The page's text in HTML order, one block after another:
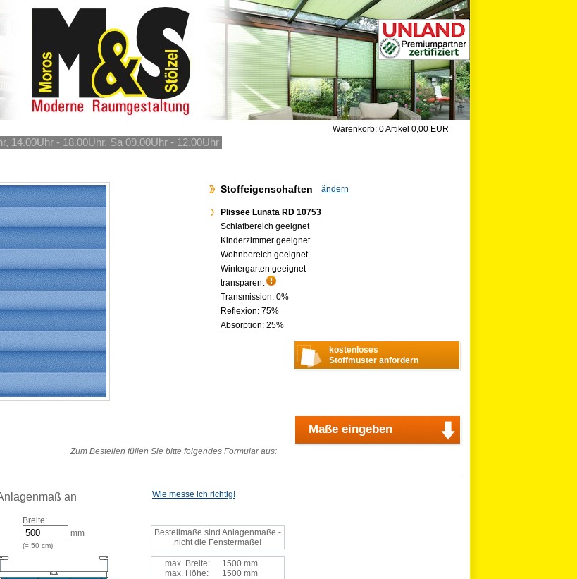
Warenkorb: 0 Artikel 0,00 EUR
14.00Uhr - 18.00Uhr, Sa 09.00Uhr - 12.00Uhr
Stoffeigenschaften ändern
Plissee Lunata RD 10753
Schlafbereich geeignet
Kinderzimmer geeignet
Wohnbereich geeignet
Wintergarten geeignet
transparent
Transmission: 0%
Reflexion: 75%
Absorption: 25%
kostenloses
Stoffmuster anfordern
Maße eingeben
Zum Bestellen füllen Sie bitte folgendes Formular aus:
Wie messe ich richtig!
an
Breite:
mm
(= 50 cm)
Bestellmaße sind Anlagenmaße -
nicht die Fenstermaße!
max. Breite:
1500 mm
max. Höhe:
1500 mm